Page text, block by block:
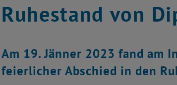
Ruhestand von
Am 19. Jänner 2023 fand am
feierlicher Abschied in den